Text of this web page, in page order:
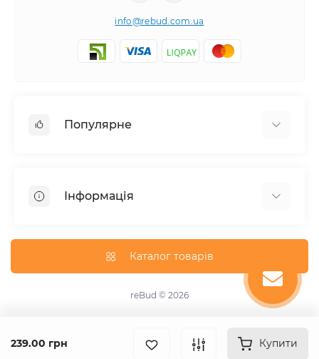
239.00 грн Купити
info@rebud.com.ua
Популярне
Гіпсокартонні системи
Паркани та огорожі
Мінеральна вата
Інформація
Оплата
Каталог товарів
reBud © 2026